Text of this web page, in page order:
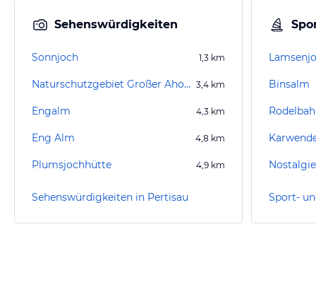
Sehenswürdigkeiten
Sonnjoch 1,3 km
Naturschutzgebiet Großer Ahornboden 3,4 km
Engalm 4,3 km
Eng Alm 4,8 km
Plumsjochhütte 4,9 km
Sehenswürdigkeiten in Pertisau
Binsalm